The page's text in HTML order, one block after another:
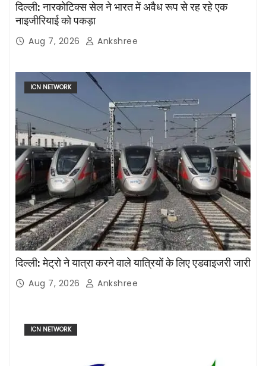
दिल्ली: नारकोटिक्स सेल ने भारत में अवैध रूप से रह रहे एक
नाइजीरियाई को पकड़ा
Aug 7, 2026 Ankshree
ICN NETWORK
दिल्ली: मेट्रो ने यात्रा करने वाले यात्रियों के लिए एडवाइजरी जारी
Aug 7, 2026 Ankshree
ICN NETWORK